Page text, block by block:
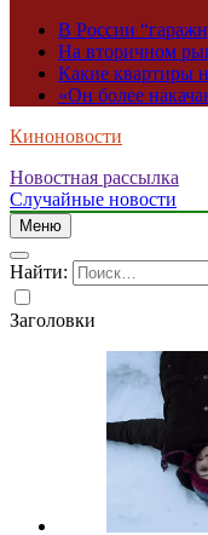
В России
На вторичном
Какие квартиры
«Он более
Киноновости
Новостная рассылка
Случайные новости
Меню
Найти:
Заголовки